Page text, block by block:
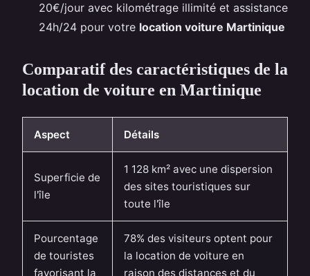
20€/jour avec kilométrage illimité et assistance
24h/24 pour votre location voiture Martinique
Comparatif des caractéristiques de la
location de voiture en Martinique
Aspect Détails
Superficie de
l'île
1 128 km² avec une dispersion
des sites touristiques sur
toute l'île
Pourcentage
de touristes
favorisant la
78% des visiteurs optent pour
la location de voiture en
raison des distances et du